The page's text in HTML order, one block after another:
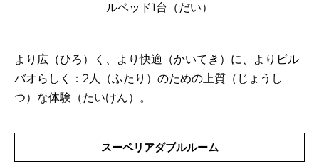
ルベッド1台（だい）
より広（ひろ）く、より快適（かいてき）に、よりビル
バオらしく：2人（ふたり）のための上質（じょうし
つ）な体験（たいけん）。
スーペリアダブルルーム